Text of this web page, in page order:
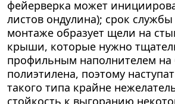
фейерверка может
листов ондулина); срок
монтаже образует щели на
крыши, которые нужно
профильным наполнителем на
полиэтилена, поэтому
такого типа крайне
стойкость к выгоранию